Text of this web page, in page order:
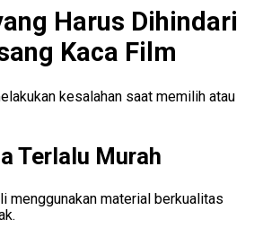
Harus Dihindari
Kaca Film
kesalahan saat memilih atau
Terlalu Murah
menggunakan material berkualitas